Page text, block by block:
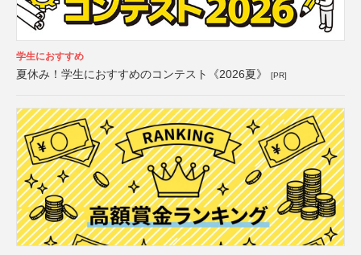
学生におすすめ
夏休み！学生におすすめのコンテスト《2026夏》 [PR]